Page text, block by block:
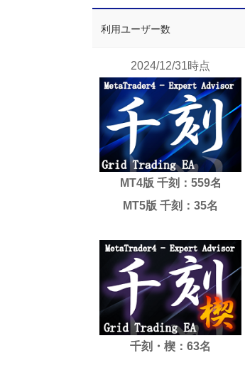
利用ユーザー数
2024/12/31時点
MT4版 千刻：559名
MT5版 千刻：35名
千刻・楔：63名